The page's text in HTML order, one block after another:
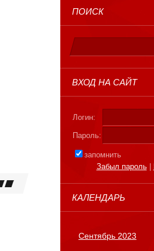
ПОИСК
ВХОД НА САЙТ
Логин:
Пароль:
запомнить
Забыл пароль|
КАЛЕНДАРЬ
Сентябрь 2023